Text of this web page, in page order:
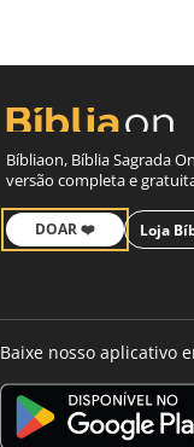
Bíbliaon, Bíblia Sagrada
versão completa e
DOAR ❤️ Loja
Baixe nosso aplicativo